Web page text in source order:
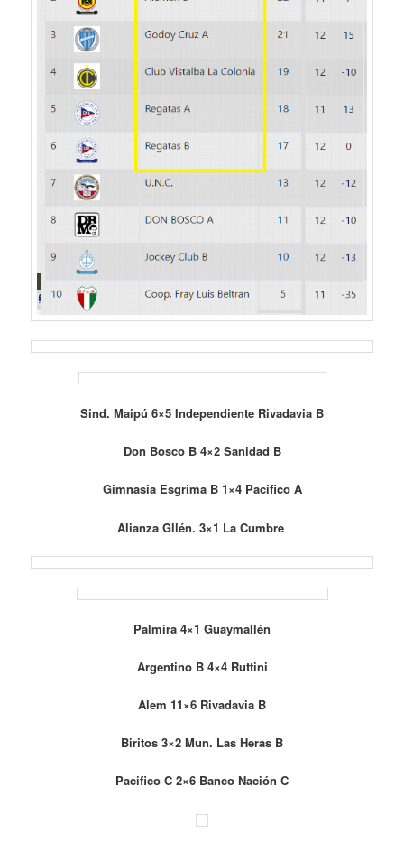
Sind. Maipú 6×5 Independiente Rivadavia B
Don Bosco B 4×2 Sanidad B
Gimnasia Esgrima B 1×4 Pacifico A
Alianza Gllén. 3×1 La Cumbre
Palmira 4×1 Guaymallén
Argentino B 4×4 Ruttini
Alem 11×6 Rivadavia B
Biritos 3×2 Mun. Las Heras B
Pacifico C 2×6 Banco Nación C